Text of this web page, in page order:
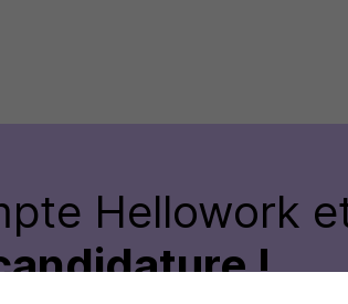
Hellowork
!